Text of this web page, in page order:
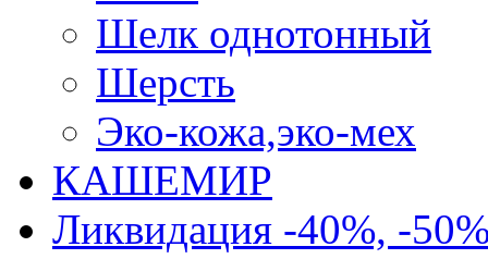
Шелк однотонный
Шерсть
Эко-кожа,эко-мех
КАШЕМИР
Ликвидация -40%, -